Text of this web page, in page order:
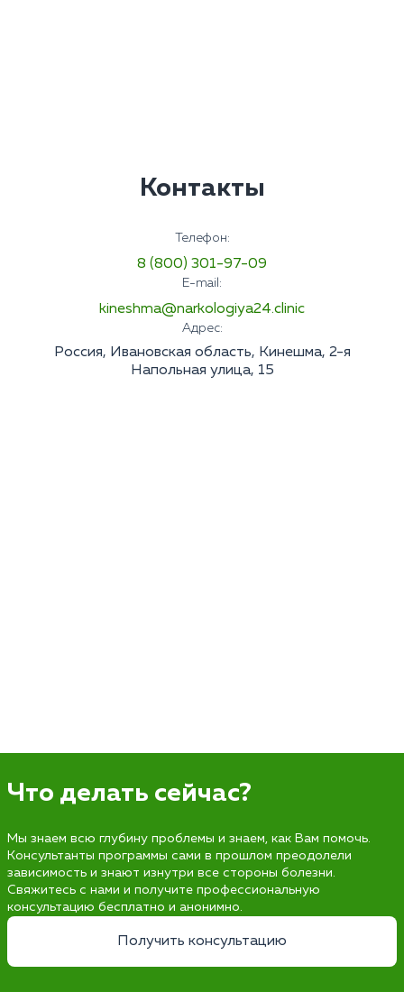
Контакты
Телефон:
8 (800) 301-97-09
E-mail:
kineshma@narkologiya24.clinic
Адрес:
Россия, Ивановская область, Кинешма, 2-я
Напольная улица, 15
Что делать сейчас?
Мы знаем всю глубину проблемы и знаем, как Вам помочь.
Консультанты программы сами в прошлом преодолели
зависимость и знают изнутри все стороны болезни.
Свяжитесь с нами и получите профессиональную
консультацию бесплатно и анонимно.
Получить консультацию